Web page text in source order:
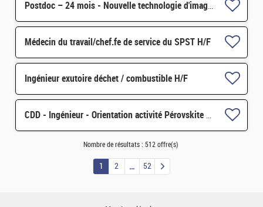
Postdoc – 24 mois - Nouvelle technologie d'imagerie proche infrarouge H/F
Médecin du travail/chef.fe de service du SPST H/F
Ingénieur exutoire déchet / combustible H/F
CDD - Ingénieur - Orientation activité Pérovskite pour applications spatiales H/F
Nombre de résultats : 512 offre(s)
1 2 52